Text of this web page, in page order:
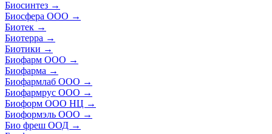
Биосинтез →
Биосфера ООО →
Биотек →
Биотерра →
Биотики →
Биофарм ООО →
Биофарма →
Биофармлаб ООО →
Биофармрус ООО →
Биоформ ООО НЦ →
Биоформэль ООО →
Био фреш ООД →